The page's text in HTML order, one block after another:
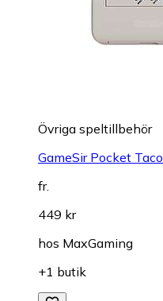
Övriga speltillbehör
GameSir Pocket Taco
fr.
449 kr
hos MaxGaming
+1 butik